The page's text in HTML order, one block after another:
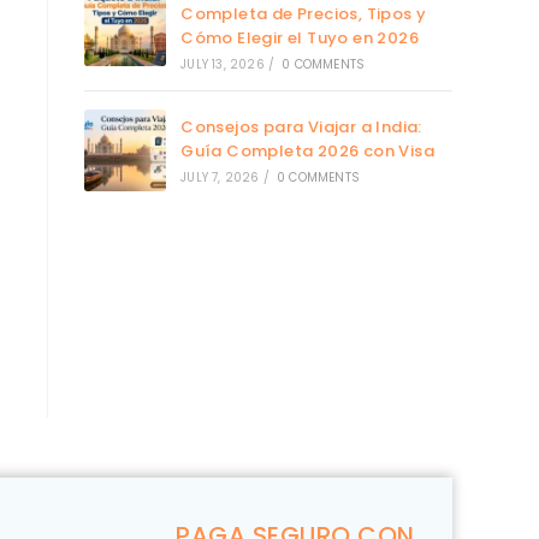
Completa de Precios, Tipos y
Cómo Elegir el Tuyo en 2026
JULY 13, 2026 / 0 COMMENTS
Consejos para Viajar a India:
Guía Completa 2026 con Visa
JULY 7, 2026 / 0 COMMENTS